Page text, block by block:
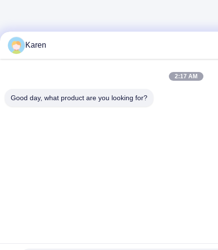
Karen
2:17 AM
Good day, what product are you looking for?